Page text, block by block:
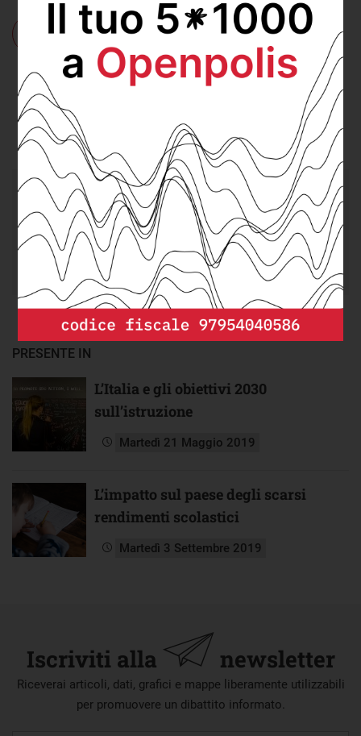
minori
Cosa:Povertà educativa
Dove:Calabria,Sardegna ,Unione europea
DEPPcerca un/aSenior DevOps/Cloud
Engineerda integrare nel suo team.
Scopri di più e invia la tua candidatura.
PRESENTE IN
L’Italia e gli obiettivi 2030
sull’istruzione
Martedì 21 Maggio 2019
L’impatto sul paese degli scarsi
rendimenti scolastici
Martedì 3 Settembre 2019
Iscriviti alla newsletter
Riceverai articoli, dati, grafici e mappe liberamente utilizzabili
per promuovere un dibattito informato.